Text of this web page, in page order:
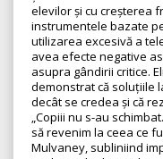
elevilor și cu creșterea
instrumentele bazate
utilizarea excesivă a
avea efecte negative
asupra gândirii critice.
demonstrat că soluțiile
decât se credea și că
„Copiii nu s-au
să revenim la ceea ce
Mulvaney, subliniind